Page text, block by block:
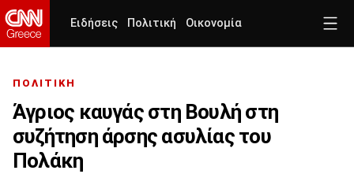
Ειδήσεις Πολιτική Οικονομία
ΠΟΛΙΤΙΚΗ
Άγριος καυγάς στη Βουλή στη
συζήτηση άρσης ασυλίας του
Πολάκη